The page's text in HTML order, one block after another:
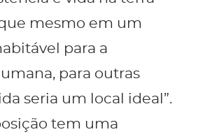
mesmo em um
para a
para outras
seria um local ideal”.
tem uma